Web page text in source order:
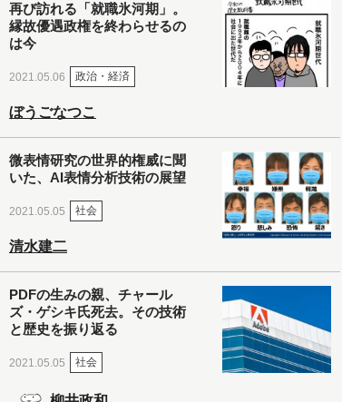
再び訪れる「就職氷河期」。
縁故優遇政権を終わらせるの
は今
2021.05.06 政治・経済
ぼうごなつこ
微表情研究の世界的権威に聞
いた、AI表情分析技術の展望
2021.05.05 社会
清水建二
PDFの生みの親、チャール
ズ・ゲシキ氏死去。その技術
と歴史を振り返る
2021.05.05 社会